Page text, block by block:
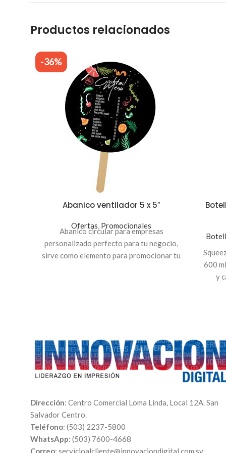
Productos relacionados
-36%
Abanico ventilador 5 x 5″
Ofertas, Promocionales
Abanico circular para empresas
personalizado perfecto para tu negocio,
sirve como elemento para promocionar tu
Paquete de 100 unidades$50.00
$32.00
Paquete de 250 unidades$80.00$57.50
600
y
el
Dirección: Centro Comercial Loma Linda, Local 12A. San
Salvador Centro.
Teléfono: (503) 2237-5800
WhatsApp: (503) 7600-4668
Correo: servicioalcliente@innovaciondigital.com.sv